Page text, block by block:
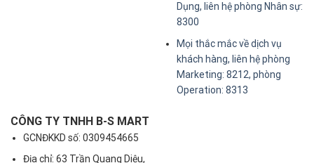
Dụng, liên hệ phòng Nhân sự:
8300
Mọi thắc mắc về dịch vụ
khách hàng, liên hệ phòng
Marketing: 8212, phòng
Operation: 8313
CÔNG TY TNHH B-S MART
GCNĐKKD số: 0309454665
Địa chỉ: 63 Trần Quang Diệu,